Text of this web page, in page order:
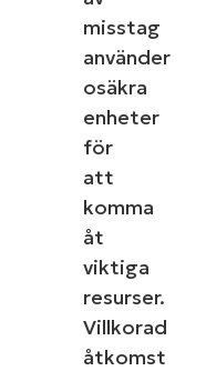
misstag
använder
osäkra
enheter
för
att
komma
åt
viktiga
resurser.
Villkorad
åtkomst